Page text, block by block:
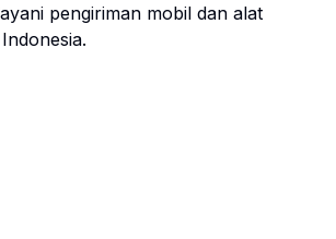
pengiriman mobil dan alat